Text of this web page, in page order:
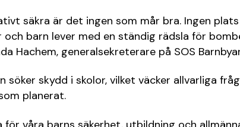
säkra är det ingen som mår bra. Ingen
och barn lever med en ständig rädsla för
Hachem, generalsekreterare på SOS
söker skydd i skolor, vilket väcker allvarliga
planerat.